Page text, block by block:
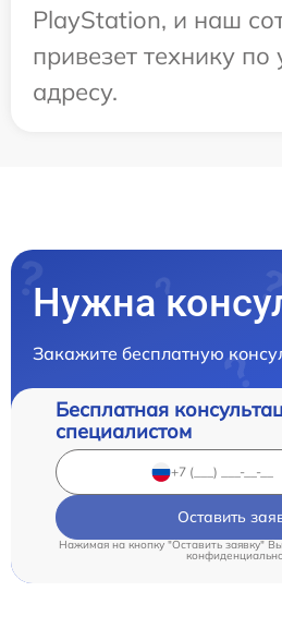
PlayStation, и наш
привезет технику
адресу.
Нужна
Закажите бесплатную
Бесплатная
специалистом
Оставить
Нажимая на кнопку "Оставить заявку"